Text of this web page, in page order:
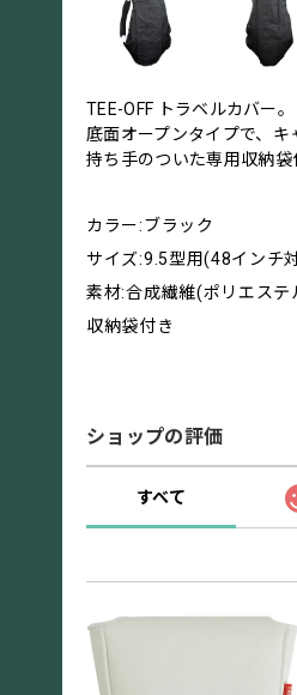
TEE-OFF トラベルカバー。
底面オープンタイプで、キ
持ち手のついた専用収納袋
カラー:ブラック
サイズ:9.5型用(48インチ
素材:合成繊維(ポリエステ
収納袋付き
ショップの評価
すべて